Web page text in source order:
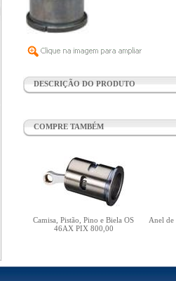
DESCRIÇÃO DO PRODUTO
COMPRE TAMBÉM
Camisa, Pistão, Pino e Biela OS
46AX PIX 800,00
Anel de